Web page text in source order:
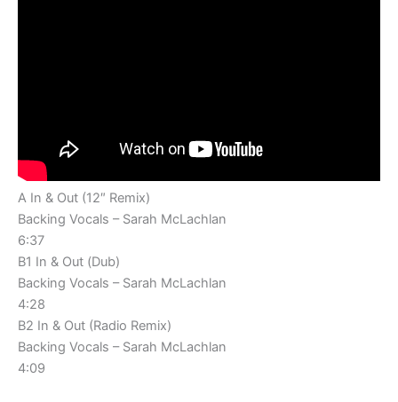
A In & Out (12″ Remix)
Backing Vocals – Sarah McLachlan
6:37
B1 In & Out (Dub)
Backing Vocals – Sarah McLachlan
4:28
B2 In & Out (Radio Remix)
Backing Vocals – Sarah McLachlan
4:09